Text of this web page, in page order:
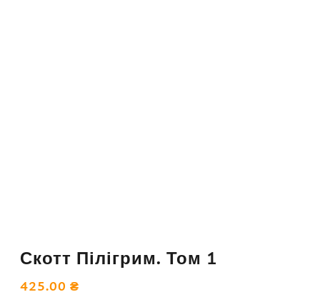
Скотт Пілігрим. Том 1
425.00 ₴